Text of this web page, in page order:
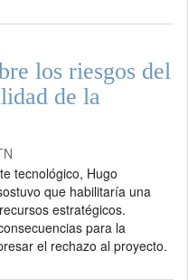
los riesgos del
de la
tecnológico, Hugo
que habilitaría una
estratégicos.
para la
el rechazo al proyecto.